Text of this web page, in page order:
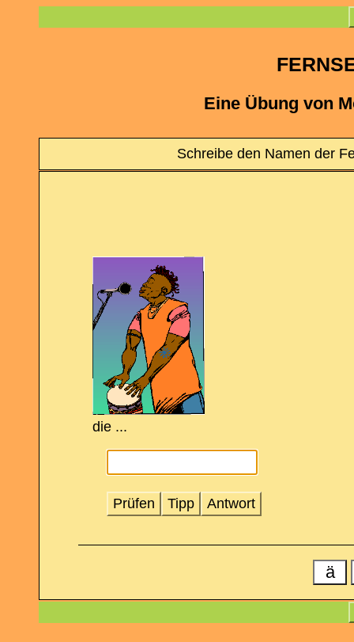
Eine Übung von
Schreibe den Namen der
die ...
Prüfen Tipp Antwort
ä